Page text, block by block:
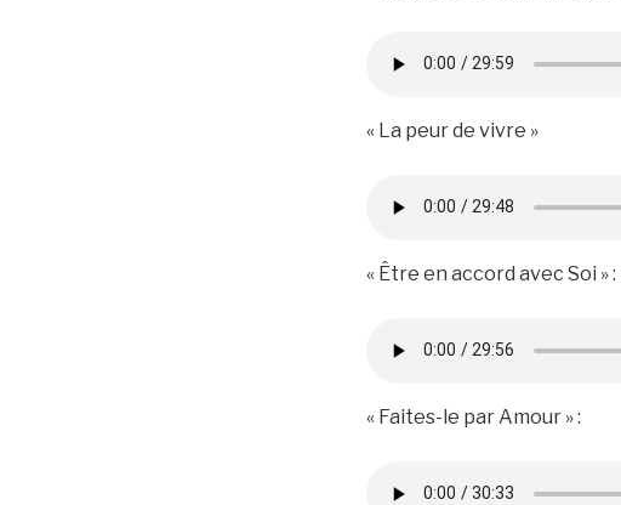
« La peur de vivre »
« Être en accord avec Soi » :
« Faites-le par Amour » :